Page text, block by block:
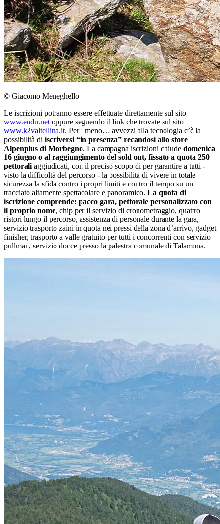
© Giacomo Meneghello
Le iscrizioni potranno essere effettuate direttamente sul sito
www.endu.net oppure seguendo il link che trovate sul sito
www.k2valtellina.it. Per i meno… avvezzi alla tecnologia c’è la
possibilità di iscriversi “in presenza” recandosi allo store
Alpenplus di Morbegno. La campagna iscrizioni chiude domenica
16 giugno o al raggiungimento del sold out, fissato a quota 250
pettorali aggiudicati, con il preciso scopo di per garantire a tutti -
visto la difficoltà del percorso - la possibilità di vivere in totale
sicurezza la sfida contro i propri limiti e contro il tempo su un
tracciato altamente spettacolare e panoramico. La quota di
iscrizione comprende: pacco gara, pettorale personalizzato con
il proprio nome, chip per il servizio di cronometraggio, quattro
ristori lungo il percorso, assistenza di personale durante la gara,
servizio trasporto zaini in quota nei pressi della zona d’arrivo, gadget
finisher, trasporto a valle gratuito per tutti i concorrenti con servizio
pullman, servizio docce presso la palestra comunale di Talamona.